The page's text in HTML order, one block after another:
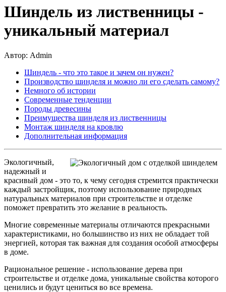
Шиндель из лиственницы -
уникальный материал
Автор: Admin
Шиндель - что это такое и зачем он нужен?
Производство шинделя и можно ли его сделать самому?
Немного об истории
Современные тенденции
Породы древесины
Преимущества шинделя из лиственницы
Монтаж шинделя на кровлю
Дополнительная информация
Экологичный,
надежный и
красивый дом - это то, к чему сегодня стремится практически
каждый застройщик, поэтому использование природных
натуральных материалов при строительстве и отделке
поможет превратить это желание в реальность.
Многие современные материалы отличаются прекрасными
характеристиками, но большинство из них не обладает той
энергией, которая так важная для создания особой атмосферы
в доме.
Рациональное решение - использование дерева при
строительстве и отделке дома, уникальные свойства которого
ценились и будут цениться во все времена.